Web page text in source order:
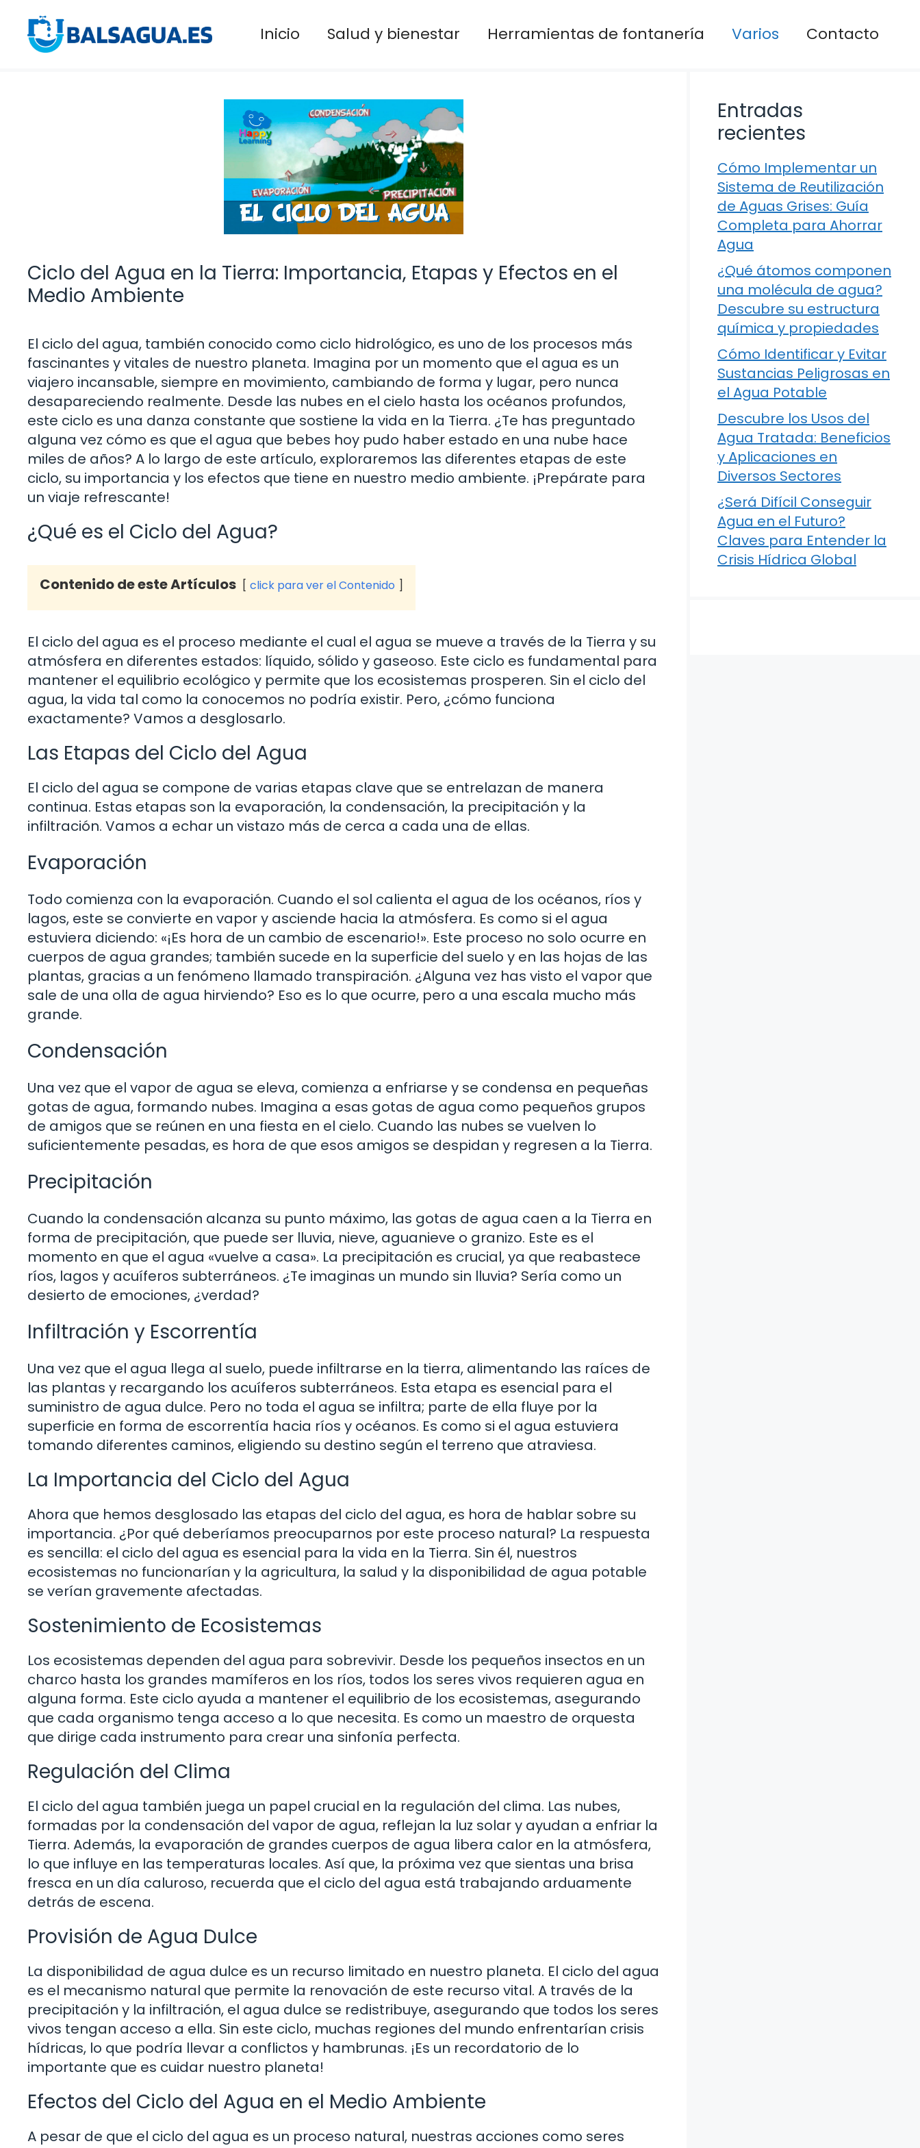
contenido
Inicio Salud y bienestar Herramientas de fontanería Varios Contacto
Ciclo del Agua en la Tierra: Importancia, Etapas y Efectos en el
Medio Ambiente
El ciclo del agua, también conocido como ciclo hidrológico, es uno de los procesos más
fascinantes y vitales de nuestro planeta. Imagina por un momento que el agua es un
viajero incansable, siempre en movimiento, cambiando de forma y lugar, pero nunca
desapareciendo realmente. Desde las nubes en el cielo hasta los océanos profundos,
este ciclo es una danza constante que sostiene la vida en la Tierra. ¿Te has preguntado
alguna vez cómo es que el agua que bebes hoy pudo haber estado en una nube hace
miles de años? A lo largo de este artículo, exploraremos las diferentes etapas de este
ciclo, su importancia y los efectos que tiene en nuestro medio ambiente. ¡Prepárate para
un viaje refrescante!
¿Qué es el Ciclo del Agua?
Contenido de este Artículos click para ver el Contenido
El ciclo del agua es el proceso mediante el cual el agua se mueve a través de la Tierra y su
atmósfera en diferentes estados: líquido, sólido y gaseoso. Este ciclo es fundamental para
mantener el equilibrio ecológico y permite que los ecosistemas prosperen. Sin el ciclo del
agua, la vida tal como la conocemos no podría existir. Pero, ¿cómo funciona
exactamente? Vamos a desglosarlo.
Las Etapas del Ciclo del Agua
El ciclo del agua se compone de varias etapas clave que se entrelazan de manera
continua. Estas etapas son la evaporación, la condensación, la precipitación y la
infiltración. Vamos a echar un vistazo más de cerca a cada una de ellas.
Evaporación
Todo comienza con la evaporación. Cuando el sol calienta el agua de los océanos, ríos y
lagos, este se convierte en vapor y asciende hacia la atmósfera. Es como si el agua
estuviera diciendo: «¡Es hora de un cambio de escenario!». Este proceso no solo ocurre en
cuerpos de agua grandes; también sucede en la superficie del suelo y en las hojas de las
plantas, gracias a un fenómeno llamado transpiración. ¿Alguna vez has visto el vapor que
sale de una olla de agua hirviendo? Eso es lo que ocurre, pero a una escala mucho más
grande.
Condensación
Una vez que el vapor de agua se eleva, comienza a enfriarse y se condensa en pequeñas
gotas de agua, formando nubes. Imagina a esas gotas de agua como pequeños grupos
de amigos que se reúnen en una fiesta en el cielo. Cuando las nubes se vuelven lo
suficientemente pesadas, es hora de que esos amigos se despidan y regresen a la Tierra.
Precipitación
Cuando la condensación alcanza su punto máximo, las gotas de agua caen a la Tierra en
forma de precipitación, que puede ser lluvia, nieve, aguanieve o granizo. Este es el
momento en que el agua «vuelve a casa». La precipitación es crucial, ya que reabastece
ríos, lagos y acuíferos subterráneos. ¿Te imaginas un mundo sin lluvia? Sería como un
desierto de emociones, ¿verdad?
Infiltración y Escorrentía
Una vez que el agua llega al suelo, puede infiltrarse en la tierra, alimentando las raíces de
las plantas y recargando los acuíferos subterráneos. Esta etapa es esencial para el
suministro de agua dulce. Pero no toda el agua se infiltra; parte de ella fluye por la
superficie en forma de escorrentía hacia ríos y océanos. Es como si el agua estuviera
tomando diferentes caminos, eligiendo su destino según el terreno que atraviesa.
La Importancia del Ciclo del Agua
Ahora que hemos desglosado las etapas del ciclo del agua, es hora de hablar sobre su
importancia. ¿Por qué deberíamos preocuparnos por este proceso natural? La respuesta
es sencilla: el ciclo del agua es esencial para la vida en la Tierra. Sin él, nuestros
ecosistemas no funcionarían y la agricultura, la salud y la disponibilidad de agua potable
se verían gravemente afectadas.
Sostenimiento de Ecosistemas
Los ecosistemas dependen del agua para sobrevivir. Desde los pequeños insectos en un
charco hasta los grandes mamíferos en los ríos, todos los seres vivos requieren agua en
alguna forma. Este ciclo ayuda a mantener el equilibrio de los ecosistemas, asegurando
que cada organismo tenga acceso a lo que necesita. Es como un maestro de orquesta
que dirige cada instrumento para crear una sinfonía perfecta.
Regulación del Clima
El ciclo del agua también juega un papel crucial en la regulación del clima. Las nubes,
formadas por la condensación del vapor de agua, reflejan la luz solar y ayudan a enfriar la
Tierra. Además, la evaporación de grandes cuerpos de agua libera calor en la atmósfera,
lo que influye en las temperaturas locales. Así que, la próxima vez que sientas una brisa
fresca en un día caluroso, recuerda que el ciclo del agua está trabajando arduamente
detrás de escena.
Provisión de Agua Dulce
La disponibilidad de agua dulce es un recurso limitado en nuestro planeta. El ciclo del agua
es el mecanismo natural que permite la renovación de este recurso vital. A través de la
precipitación y la infiltración, el agua dulce se redistribuye, asegurando que todos los seres
vivos tengan acceso a ella. Sin este ciclo, muchas regiones del mundo enfrentarían crisis
hídricas, lo que podría llevar a conflictos y hambrunas. ¡Es un recordatorio de lo
importante que es cuidar nuestro planeta!
Efectos del Ciclo del Agua en el Medio Ambiente
A pesar de que el ciclo del agua es un proceso natural, nuestras acciones como seres
Entradas
recientes
Cómo Implementar un
Sistema de Reutilización
de Aguas Grises: Guía
Completa para Ahorrar
Agua
¿Qué átomos componen
una molécula de agua?
Descubre su estructura
química y propiedades
Cómo Identificar y Evitar
Sustancias Peligrosas en
el Agua Potable
Descubre los Usos del
Agua Tratada: Beneficios
y Aplicaciones en
Diversos Sectores
¿Será Difícil Conseguir
Agua en el Futuro?
Claves para Entender la
Crisis Hídrica Global